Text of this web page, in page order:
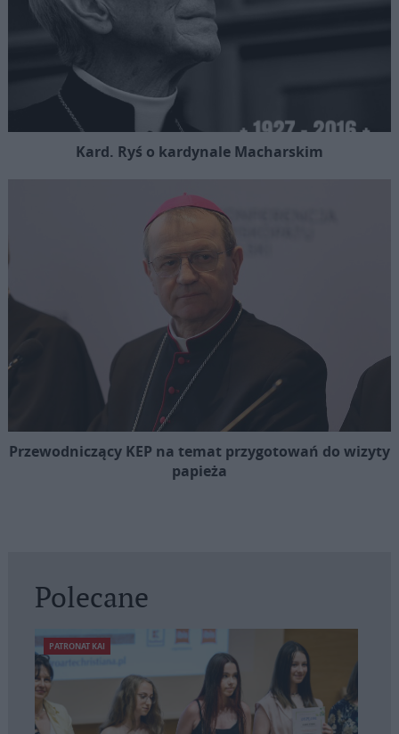
Kard. Ryś o kardynale Macharskim
Przewodniczący KEP na temat przygotowań do wizyty
papieża
Polecane
PATRONAT KAI